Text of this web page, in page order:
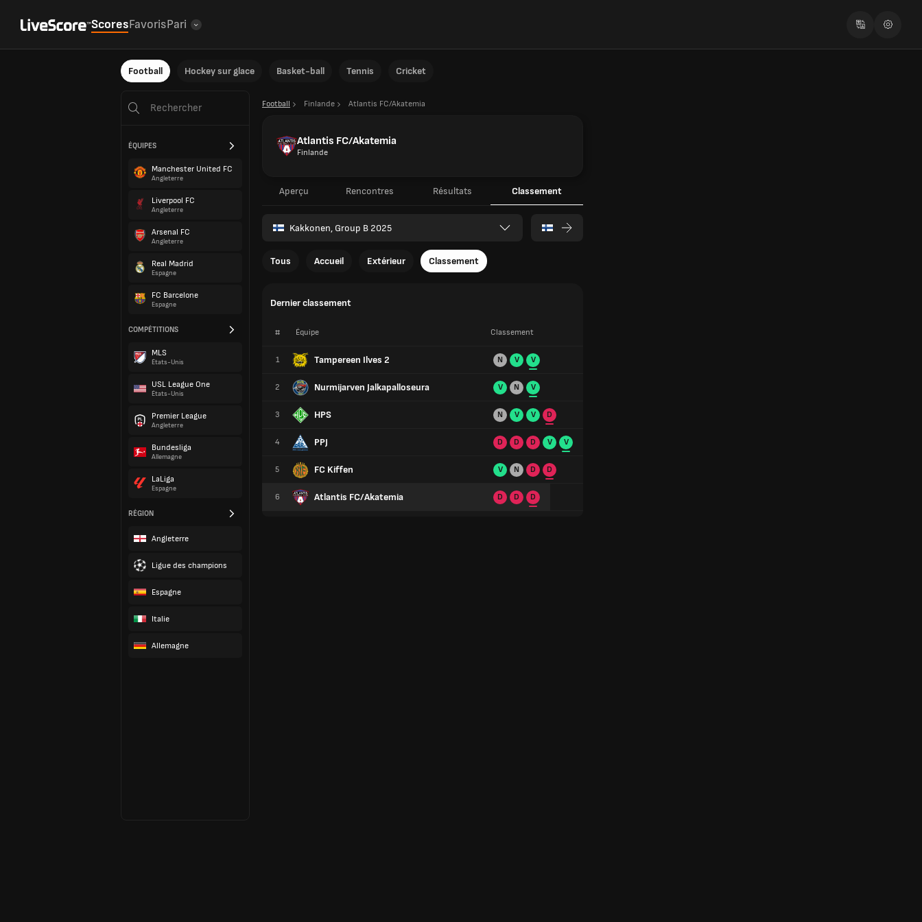
ScoresFavorisPari
Football Hockey sur glace Basket-ball Tennis Cricket
ÉQUIPES
Manchester United FC
Angleterre
Liverpool FC
Angleterre
Arsenal FC
Angleterre
Real Madrid
Espagne
FC Barcelone
Espagne
COMPÉTITIONS
MLS
États-Unis
USL League One
États-Unis
Premier League
Angleterre
Bundesliga
Allemagne
LaLiga
Espagne
RÉGION
Angleterre
Ligue des champions
Espagne
Italie
Allemagne
Football Finlande Atlantis FC/Akatemia
Atlantis FC/Akatemia
Finlande
Aperçu Rencontres Résultats Classement
Kakkonen, Group B 2025
Tous Accueil Extérieur Classement
Dernier classement
# Équipe
1 Tampereen Ilves 2
2 Nurmijarven Jalkapalloseura
3 HPS
4 PPJ
5 FC Kiffen
6 Atlantis FC/Akatemia
Classement
N V V
V N V
N V V D
D D D V V
V N D D
D D D